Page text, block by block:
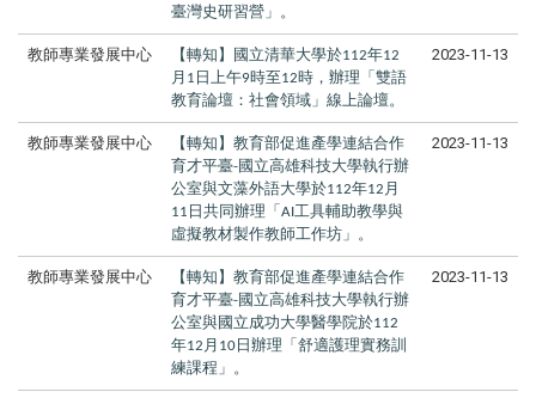
臺灣史研習營」。
教師專業發展中心 【轉知】國立清華大學於112年12
月 1 日上午9時至12時，辦理「雙語
教育論壇：社會領域」線上論壇。
2023-11-13
教師專業發展中心
【轉知】教育部促進產學連結合作
育才平臺-國立高雄科技大學執行辦
公室與文藻外語大學於112年12 月
11 日共同辦理「 AI工具輔助教學與
虛擬教材製作教師工作坊」。
2023-11-13
教師專業發展中心
【轉知】教育部促進產學連結合作
育才平臺-國立高雄科技大學執行辦
公室與國立成功大學醫學院於112
年12 月 10 日辦理「舒適護理實務訓
練課程」。
2023-11-13